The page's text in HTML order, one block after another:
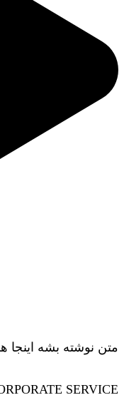
متن نوشته بشه اینجا
SERVICE